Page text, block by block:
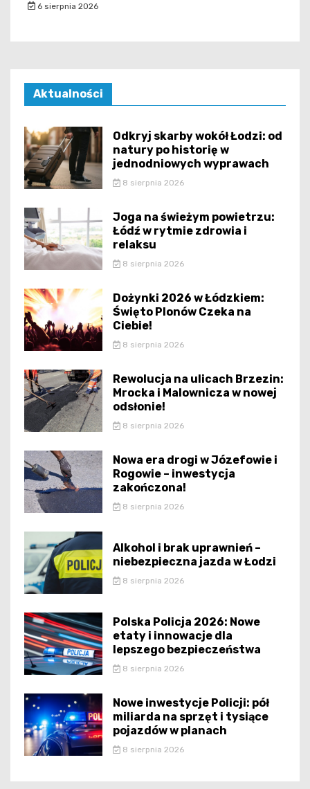
6 sierpnia 2026
Aktualności
Odkryj skarby wokół Łodzi: od
natury po historię w
jednodniowych wyprawach
8 sierpnia 2026
Joga na świeżym powietrzu:
Łódź w rytmie zdrowia i
relaksu
8 sierpnia 2026
Dożynki 2026 w Łódzkiem:
Święto Plonów Czeka na
Ciebie!
8 sierpnia 2026
Rewolucja na ulicach Brzezin:
Mrocka i Malownicza w nowej
odsłonie!
8 sierpnia 2026
Nowa era drogi w Józefowie i
Rogowie – inwestycja
zakończona!
8 sierpnia 2026
Alkohol i brak uprawnień –
niebezpieczna jazda w Łodzi
8 sierpnia 2026
Polska Policja 2026: Nowe
etaty i innowacje dla
lepszego bezpieczeństwa
8 sierpnia 2026
Nowe inwestycje Policji: pół
miliarda na sprzęt i tysiące
pojazdów w planach
8 sierpnia 2026